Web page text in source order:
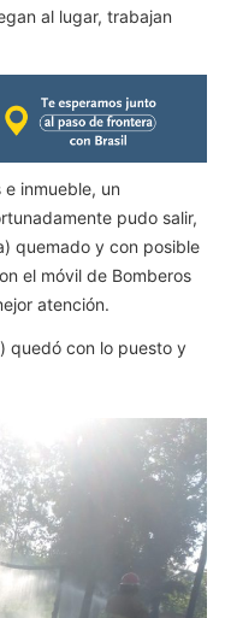
al lugar, trabajan
inmueble, un
pudo salir,
quemado y con posible
el móvil de Bomberos
atención.
quedó con lo puesto y